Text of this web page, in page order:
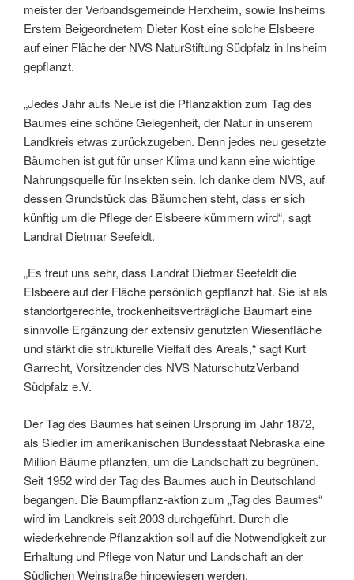
meister der Verbandsgemeinde Herxheim, sowie Insheims
Erstem Beigeordnetem Dieter Kost eine solche Elsbeere
auf einer Fläche der NVS NaturStiftung Südpfalz in Insheim
gepflanzt.
„Jedes Jahr aufs Neue ist die Pflanzaktion zum Tag des
Baumes eine schöne Gelegenheit, der Natur in unserem
Landkreis etwas zurückzugeben. Denn jedes neu gesetzte
Bäumchen ist gut für unser Klima und kann eine wichtige
Nahrungsquelle für Insekten sein. Ich danke dem NVS, auf
dessen Grundstück das Bäumchen steht, dass er sich
künftig um die Pflege der Elsbeere kümmern wird“, sagt
Landrat Dietmar Seefeldt.
„Es freut uns sehr, dass Landrat Dietmar Seefeldt die
Elsbeere auf der Fläche persönlich gepflanzt hat. Sie ist als
standortgerechte, trockenheitsverträgliche Baumart eine
sinnvolle Ergänzung der extensiv genutzten Wiesenfläche
und stärkt die strukturelle Vielfalt des Areals,“ sagt Kurt
Garrecht, Vorsitzender des NVS NaturschutzVerband
Südpfalz e.V.
Der Tag des Baumes hat seinen Ursprung im Jahr 1872,
als Siedler im amerikanischen Bundesstaat Nebraska eine
Million Bäume pflanzten, um die Landschaft zu begrünen.
Seit 1952 wird der Tag des Baumes auch in Deutschland
begangen. Die Baumpflanz-aktion zum „Tag des Baumes“
wird im Landkreis seit 2003 durchgeführt. Durch die
wiederkehrende Pflanzaktion soll auf die Notwendigkeit zur
Erhaltung und Pflege von Natur und Landschaft an der
Südlichen Weinstraße hingewiesen werden.